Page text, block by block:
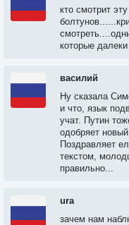
кто смотрит
которые
василий
Ну сказала
и что, язык
учат. Путин
одобряет
Поздравляет
текстом,
правильно...
ura
зачем нам